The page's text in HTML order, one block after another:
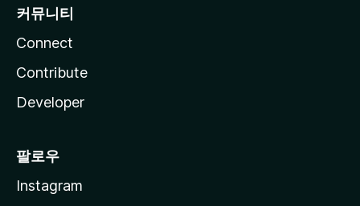
커뮤니티
Connect
Contribute
Developer
팔로우
Instagram